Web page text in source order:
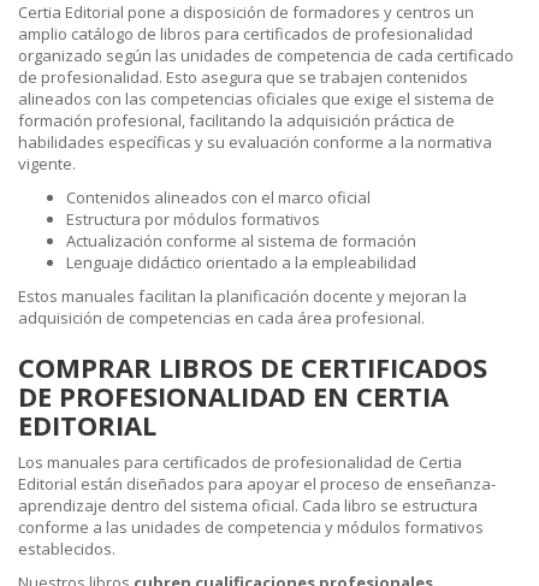
Certia Editorial pone a disposición de formadores y centros un
amplio catálogo de libros para certificados de profesionalidad
organizado según las unidades de competencia de cada certificado
de profesionalidad. Esto asegura que se trabajen contenidos
alineados con las competencias oficiales que exige el sistema de
formación profesional, facilitando la adquisición práctica de
habilidades específicas y su evaluación conforme a la normativa
vigente.
Contenidos alineados con el marco oficial
Estructura por módulos formativos
Actualización conforme al sistema de formación
Lenguaje didáctico orientado a la empleabilidad
Estos manuales facilitan la planificación docente y mejoran la
adquisición de competencias en cada área profesional.
COMPRAR LIBROS DE CERTIFICADOS
DE PROFESIONALIDAD EN CERTIA
EDITORIAL
Los manuales para certificados de profesionalidad de Certia
Editorial están diseñados para apoyar el proceso de enseñanza-
aprendizaje dentro del sistema oficial. Cada libro se estructura
conforme a las unidades de competencia y módulos formativos
establecidos.